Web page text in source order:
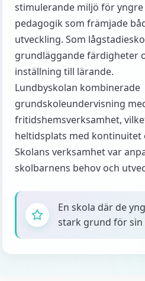
stimulerande miljö för yngre
pedagogik som främjade
utveckling. Som
grundläggande färdigheter
inställning till lärande.
Lundbyskolan kombinerade
grundskoleundervisning
fritidshemsverksamhet,
heltidsplats med kontinuitet
Skolans verksamhet var
skolbarnens behov och
En skola där de
stark grund för